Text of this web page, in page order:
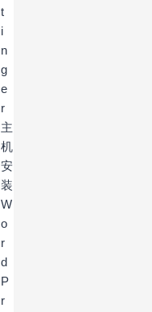
t
i
n
g
e
r
主
机
安
装
W
o
r
d
P
r